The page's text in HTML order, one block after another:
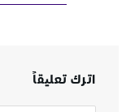
اترك تعليقاً